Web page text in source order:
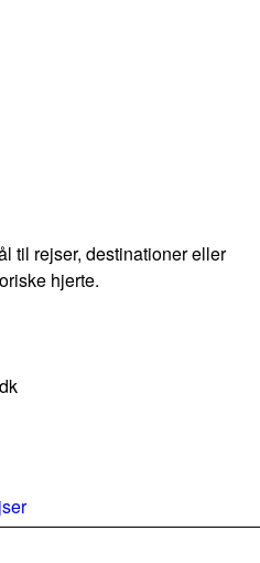
til rejser, destinationer eller
hjerte.